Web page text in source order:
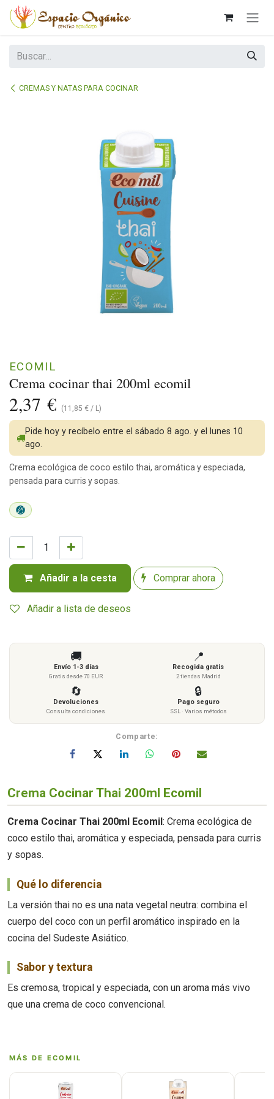
Ir al contenido
CREMAS Y NATAS PARA COCINAR
Crema cocinar thai 200ml ecomil
ECOMIL
2,37 € (11,85 € / L)
Añadir a la cesta Comprar ahora
Añadir a lista de deseos
Pide hoy y recíbelo entre el sábado 8 ago. y el lunes 10
ago.
Crema ecológica de coco estilo thai, aromática y especiada,
pensada para curris y sopas.
🚚
Envío 1-3 días
Gratis desde 70 EUR
📍
Recogida gratis
2 tiendas Madrid
🔄
Devoluciones
Consulta condiciones
🔒
Pago seguro
SSL · Varios métodos
Comparte:
Crema Cocinar Thai 200ml Ecomil
Crema Cocinar Thai 200ml Ecomil : Crema ecológica de
coco estilo thai, aromática y especiada, pensada para curris
y sopas.
Qué lo diferencia
La versión thai no es una nata vegetal neutra: combina el
cuerpo del coco con un perfil aromático inspirado en la
cocina del Sudeste Asiático.
Sabor y textura
Es cremosa, tropical y especiada, con un aroma más vivo
que una crema de coco convencional.
MÁS DE ECOMIL